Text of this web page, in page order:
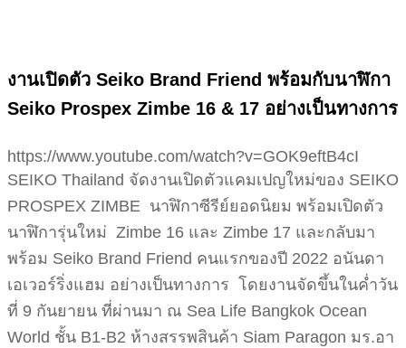
งานเปิดตัว Seiko Brand Friend พร้อมกับนาฬิกา
Seiko Prospex Zimbe 16 & 17 อย่างเป็นทางการ
https://www.youtube.com/watch?v=GOK9eftB4cI
SEIKO Thailand จัดงานเปิดตัวแคมเปญใหม่ของ SEIKO
PROSPEX ZIMBE นาฬิกาซีรีย์ยอดนิยม พร้อมเปิดตัว
นาฬิการุ่นใหม่ Zimbe 16 และ Zimbe 17 และกลับมา
พร้อม Seiko Brand Friend คนแรกของปี 2022 อนันดา
เอเวอร์ริ่งแฮม อย่างเป็นทางการ โดยงานจัดขึ้นในค่ำวัน
ที่ 9 กันยายน ที่ผ่านมา ณ Sea Life Bangkok Ocean
World ชั้น B1-B2 ห้างสรรพสินค้า Siam Paragon มร.อา